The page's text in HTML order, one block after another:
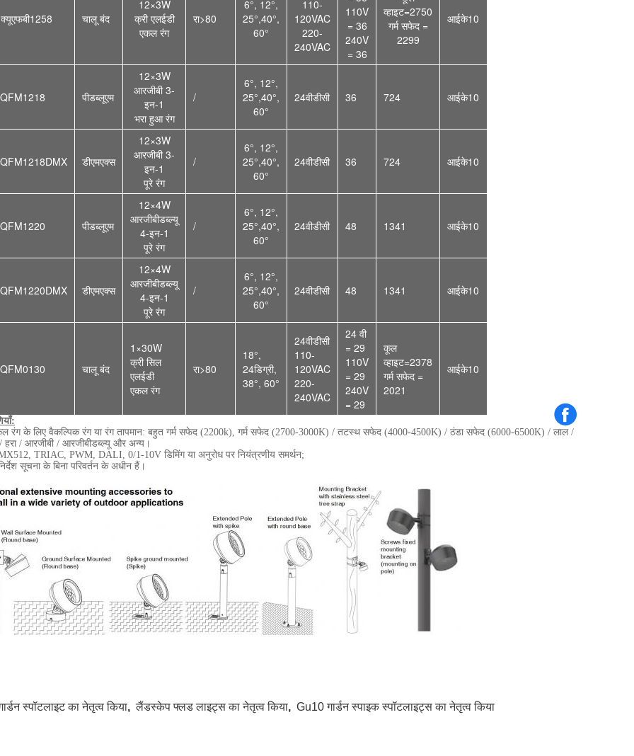
चालू बंद
12×3W
क्री एलईडी
एकल रंग
रा>80
6°, 12°,
25°,40°,
60°
110-
120VAC
220-
240VAC
110V
= 36
240V
= 36
व्हाइट=2750
गर्म सफेद =
2299
आईके10
8 पीडब्लूएम
12×3W
आरजीबी 3-
इन-1
भरा हुआरंग
/
6°, 12°,
25°,40°,
60°
24वीडीसी 36 724 आईके10
8DMX डीएमएक्स
12×3W
आरजीबी 3-
इन-1
पूरे रंग
/
6°, 12°,
25°,40°,
60°
24वीडीसी 36 724 आईके10
पीडब्लूएम
12×4W
आरजीबीडब्ल्यू
4-इन-1
पूरे रंग
/
6°, 12°,
25°,40°,
60°
24वीडीसी 48 1341 आईके10
डीएमएक्स
12×4W
आरजीबीडब्ल्यू
4-इन-1
पूरे रंग
/
6°, 12°,
25°,40°,
60°
24वीडीसी 48 1341 आईके10
चालू बंद
1×30W
क्री सिल
एलईडी
एकल रंग
रा>80
18°,
24डिग्री,
38°, 60°
24वीडीसी
110-
120VAC
220-
240VAC
24 वी
= 29
110V
= 29
240V
= 29
कूल
व्हाइट=2378
गर्म सफेद =
2021
आईके10
रंग के लिए वैकल्पिक रंग या रंग तापमान: बहुत गर्म सफेद (2200k), गर्म सफेद (2700-3000K) / तटस्थ सफेद (4000-4500K) / ठंडा सफेद (6000-6500K) / लाल /
/ हरा / आरजीबी / आरजीबीडब्ल्यू और अन्य।
TRIAC, PWM, DALI, 0/1-10V डिमिंग या अनुरोध पर नियंत्रणीय समर्थन;
सूचना के बिना परिवर्तन के अधीन हैं।
स्पॉटलाइट का नेतृत्व किया,लैंडस्केप फ्लड लाइट्स का नेतृत्व किया, Gu10 गार्डन स्पाइक स्पॉटलाइट्स का नेतृत्व किया